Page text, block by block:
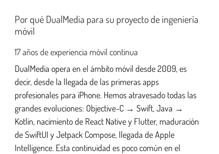
Por qué DualMedia para su proyecto de ingeniería
móvil
17 años de experiencia móvil continua
DualMedia opera en el ámbito móvil desde 2009, es
decir, desde la llegada de las primeras apps
profesionales para iPhone. Hemos atravesado todas las
grandes evoluciones: Objective-C → Swift, Java →
Kotlin, nacimiento de React Native y Flutter, maduración
de SwiftUI y Jetpack Compose, llegada de Apple
Intelligence. Esta continuidad es poco común en el